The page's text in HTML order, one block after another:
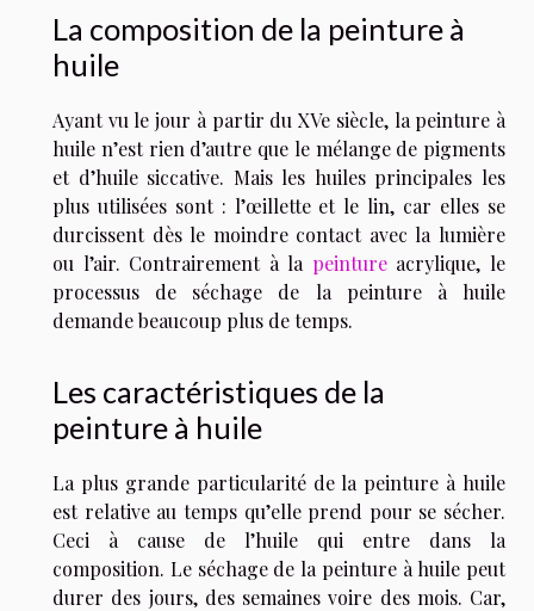
La composition de la peinture à
huile
Ayant vu le jour à partir du XVe siècle, la peinture à
huile n’est rien d’autre que le mélange de pigments
et d’huile siccative. Mais les huiles principales les
plus utilisées sont : l’œillette et le lin, car elles se
durcissent dès le moindre contact avec la lumière
ou l’air. Contrairement à la peintureacrylique, le
processus de séchage de la peinture à huile
demande beaucoup plus de temps.
Les caractéristiques de la
peinture à huile
La plus grande particularité de la peinture à huile
est relative au temps qu’elle prend pour se sécher.
Ceci à cause de l’huile qui entre dans la
composition. Le séchage de la peinture à huile peut
durer des jours, des semaines voire des mois. Car,